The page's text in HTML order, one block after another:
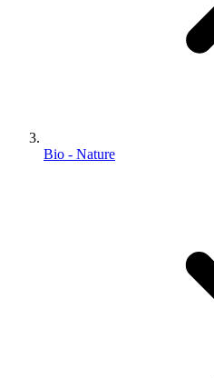
Bio - Nature